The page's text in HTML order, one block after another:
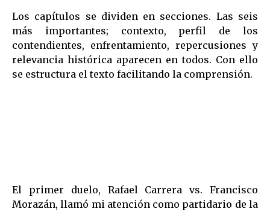
Los capítulos se dividen en secciones. Las seis
más importantes; contexto, perfil de los
contendientes, enfrentamiento, repercusiones y
relevancia histórica aparecen en todos. Con ello
se estructura el texto facilitando la comprensión.
El primer duelo, Rafael Carrera vs. Francisco
Morazán, llamó mi atención como partidario de la